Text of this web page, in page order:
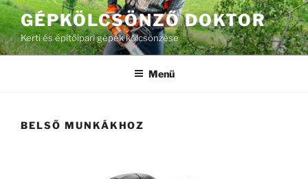
GÉPKÖLCSÖNZŐ DOKTOR
Kerti és építőipari gépek kölcsönzése
Menü
BELSŐ MUNKÁKHOZ